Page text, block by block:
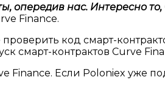
опередив нас. Интересно
Finance.
код смарт-
смарт-контрактов Curve
Если Poloniex уже